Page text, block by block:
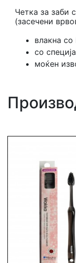
Четка за заби
(засечени
влакна
со
моќен